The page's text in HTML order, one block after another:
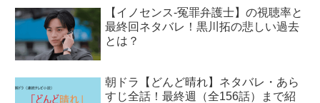
【イノセンス-冤罪弁護士】の視聴率と
最終回ネタバレ！黒川拓の悲しい過去
とは？
朝ドラ【どんど晴れ】ネタバレ・あら
すじ全話！最終週（全156話）まで紹